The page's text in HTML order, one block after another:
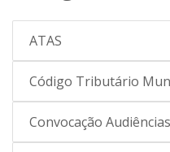
ATAS
Código Tributário
Convocação Audiências